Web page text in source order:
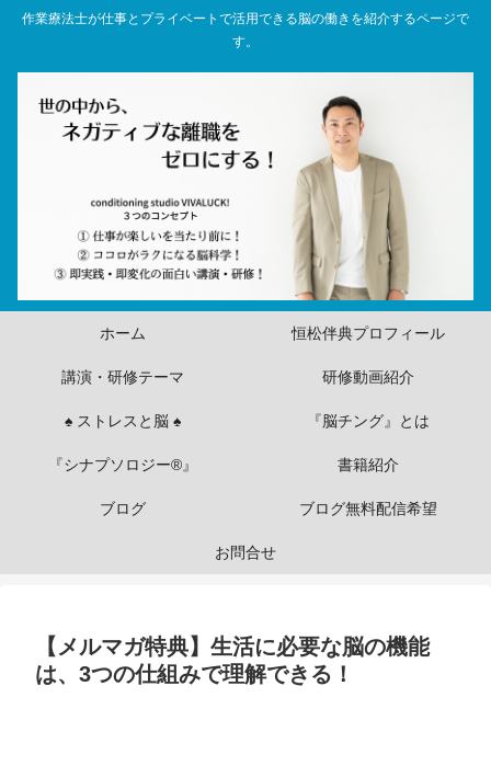
作業療法士が仕事とプライベートで活用できる脳の働きを紹介するページで
す。
ホーム 恒松伴典プロフィール
講演・研修テーマ 研修動画紹介
♠ ストレスと脳 ♠ 『脳チング』とは
『シナプソロジー®』 書籍紹介
ブログ ブログ無料配信希望
お問合せ
【メルマガ特典】生活に必要な脳の機能
は、3つの仕組みで理解できる！